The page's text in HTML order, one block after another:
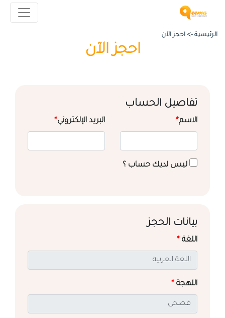
الرئيسية -> احجز الآن
احجز الآن
تفاصيل الحساب
الاسم* البريد الإلكتروني*
ليس لديك حساب ؟
بيانات الحجز
اللغة *
اللهجة *